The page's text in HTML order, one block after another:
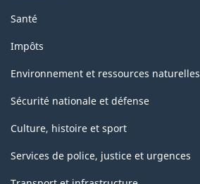
Santé
Impôts
Environnement et ressources naturelles
Sécurité nationale et défense
Culture, histoire et sport
Services de police, justice et urgences